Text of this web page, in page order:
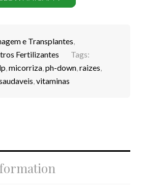
e Transplantes,
Fertilizantes
Tags:
,micorriza,ph-down,raizes,
,vitaminas